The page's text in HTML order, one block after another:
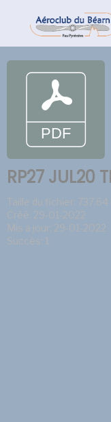
RP27 JUL20
Taille du fichier: 737.64
Créé: 29-01-2022
Mis à jour: 29-01-2022
Succès: 1